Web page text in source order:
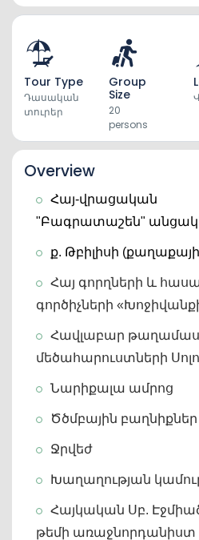
Tour Type
Դասական
տուրեր
Group
Size
20
persons
Overview
Հայ-
"Բագրատաշեն"
ք. Թբիլիսի
Հայ գորղների և
գործիչների
Հավլաբար
մեծահարուստների
Նարիքալա ամրոց
Ծծմբային բաղնիքներ
Ջրվեժ
Խաղաղության
Հայկական Սբ.
թեմի առաջնորդանիստ